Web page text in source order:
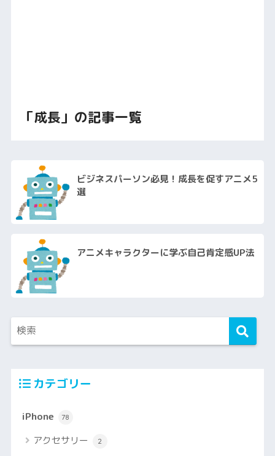
「成長」の記事一覧
ビジネスパーソン必見！成長を促すアニメ5
選
アニメキャラクターに学ぶ自己肯定感UP法
カテゴリー
iPhone 78
アクセサリー 2